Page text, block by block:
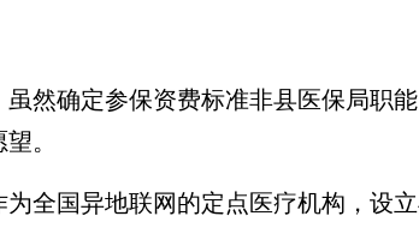
然确定参保资费标准非县医保局职
。
全国异地联网的定点医疗机构，设